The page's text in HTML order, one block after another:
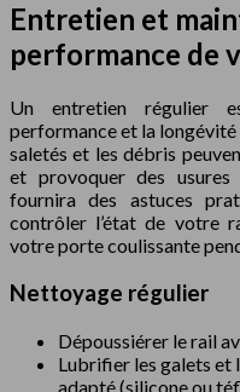
Entretien et
performance de
Un entretien régulier
performance et la longévité
saletés et les débris
et provoquer des usures
fournira des astuces
contrôler l’état de votre
votre porte coulissante
Nettoyage régulier
Dépoussiérer le rail
Lubrifier les galets et
adapté (silicone ou